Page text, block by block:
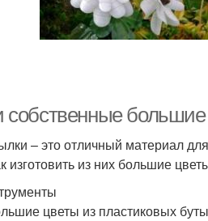
собственные
– это отличный материал
изготовить из них большие
цветы из пластиковых